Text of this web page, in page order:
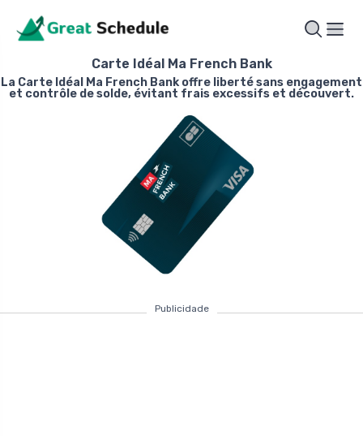
Carte Idéal Ma French Bank
La Carte Idéal Ma French Bank offre liberté sans engagement
et contrôle de solde, évitant frais excessifs et découvert.
Publicidade